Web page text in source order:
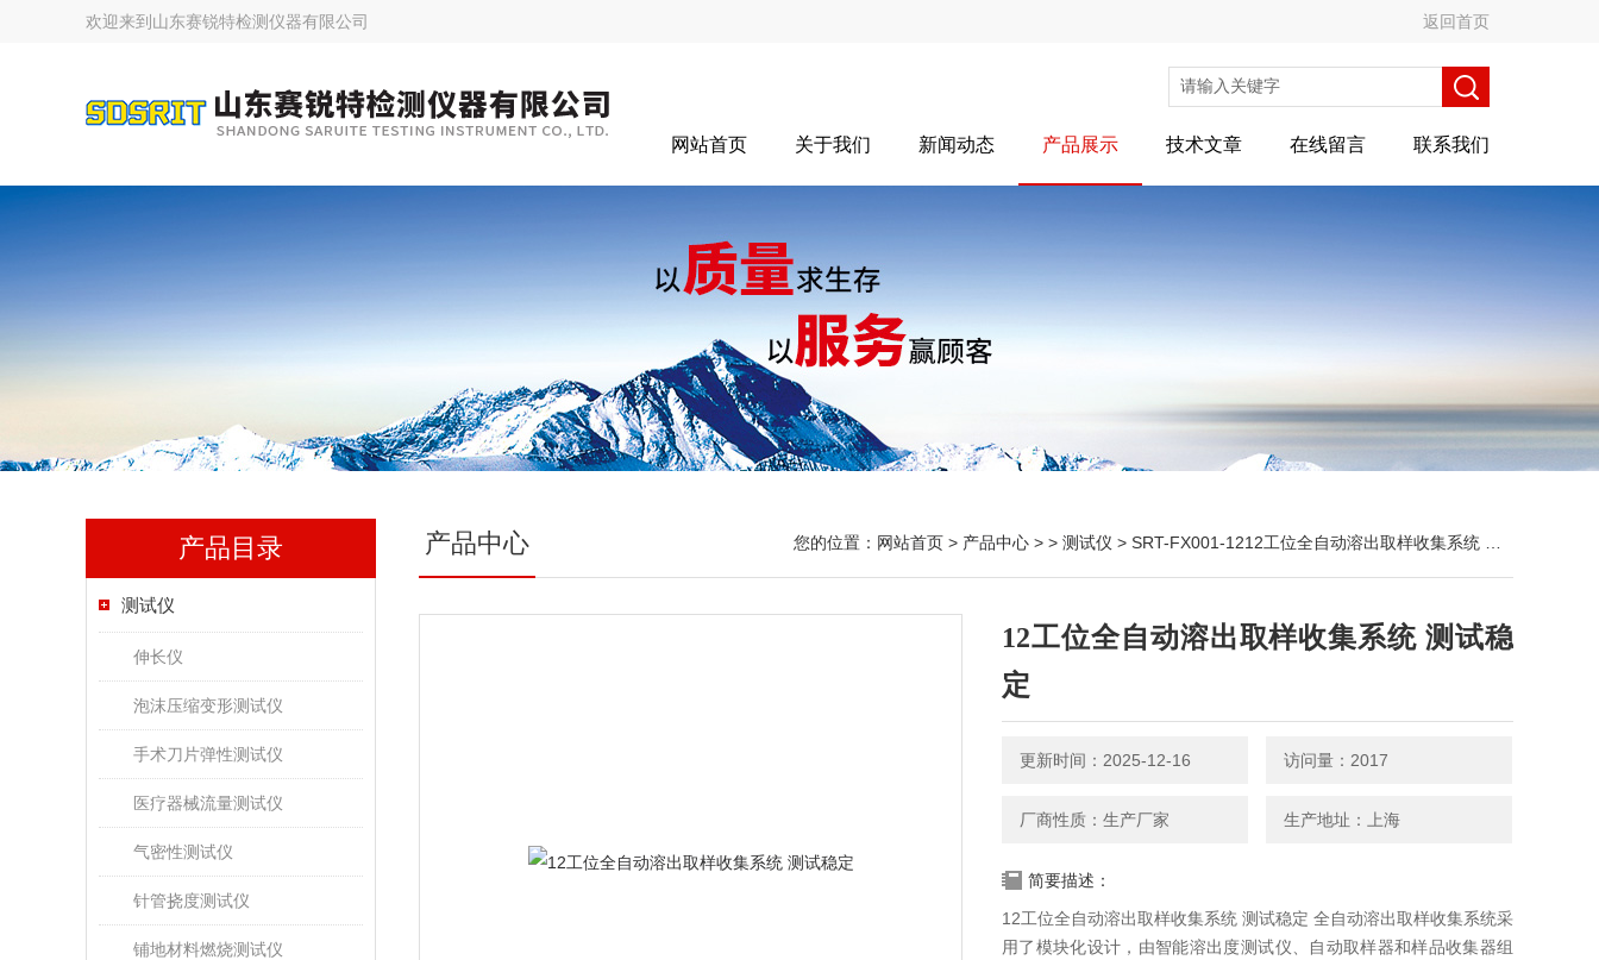
欢迎来到 山东赛锐特检测仪器有限公司 返回首页
网站首页 关于我们 新闻动态 产品展示 技术文章 在线留言 联系我们
产品目录
测试仪
伸长仪
泡沫压缩变形测试仪
手术刀片弹性测试仪
医疗器械流量测试仪
气密性测试仪
针管挠度测试仪
铺地材料燃烧测试仪
产品中心 您的位置： 网站首页 > 产品中心 > > 测试仪 > SRT-FX001-1212工位全自动溶出取样收集系统 测试稳定
12工位全自动溶出取样收集系统 测试稳
定
更新时间：2025-12-16 访问量：2017
厂商性质：生产厂家 生产地址：上海
简要描述：
12工位全自动溶出取样收集系统 测试稳定 全自动溶出取样收集系统采
用了模块化设计，由智能溶出度测试仪、自动取样器和样品收集器组